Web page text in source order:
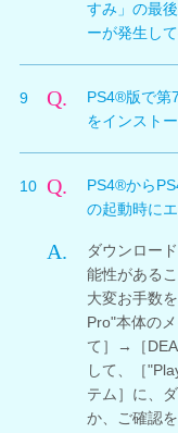
※両ハードで
きなくなり
Ver1.09にて
生する不具
アップデー
ましたので
を開始させ
お手数をお
トールされ
のアップデ
願い申し上
第11弾水着
(木)7:00か
い。
すみ」の最
ーが発生し
最新バージ
せて装備し
ベント開始
ムが終了す
み合わせを
[アプリケー
9 Q.
PS4®版で第
をインスト
最新バージ
をインスト
具合につい
現在修正に
不具合に関
認しており
■発生条件
第7弾～第
10 Q.
PS4®から
の起動時に
A.
ダウンロー
能性がある
大変お手数
Pro"本体の
て］→［
して、［
テム］に、
か、ご確認